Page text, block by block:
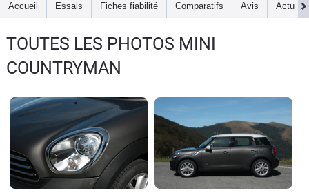
Essais
d'achat
Electriques
Utilitaires
Accueil Essais Fiches fiabilité Comparatifs Avis Actu
TOUTES LES PHOTOS MINI
COUNTRYMAN